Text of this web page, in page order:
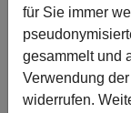
Jahrgang
Jahrgang 2
Jahrgang
Jahrgang
für Sie immer
gesammelt und
Verwendung
widerrufen.